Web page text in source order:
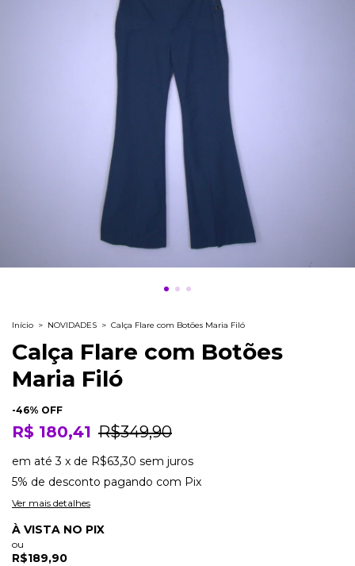
Início > NOVIDADES > Calça Flare com Botões Maria Filó
Calça Flare com Botões
Maria Filó
-46% OFF
R$ 180,41 R$349,90
em até3 x de R$63,30 sem juros
5% de desconto pagando com Pix
Ver mais detalhes
À VISTA NO PIX
ou
R$189,90